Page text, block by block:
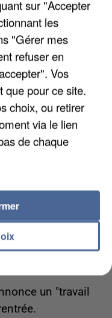
été interpellé
un "travail
sur "Accepter
les
"Gérer mes
refuser en
Vos
que pour ce site.
choix, ou retirer
via le lien
de chaque